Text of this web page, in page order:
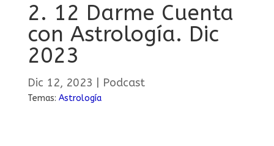
2. 12 Darme Cuenta
con Astrología. Dic
2023
Dic 12, 2023 Podcast
Temas: Astrología